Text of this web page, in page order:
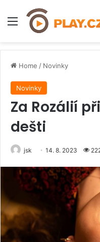
Menu
Home / Novinky
Novinky
Za Rozálií
dešti
jsk 14. 8. 2023